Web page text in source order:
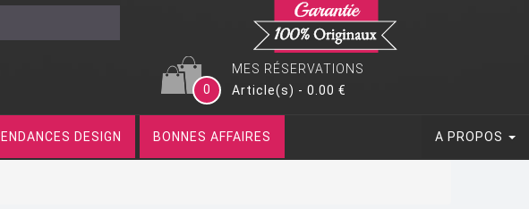
MES RÉSERVATIONS
0
Article(s) - 0.00 €
DESIGN BONNES AFFAIRES A PROPOS